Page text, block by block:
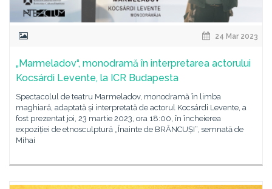
24 Mar 2023
„Marmeladov“, monodramă în interpretarea actorului
Kocsárdi Levente, la ICR Budapesta
Spectacolul de teatru Marmeladov, monodramă în limba
maghiară, adaptată și interpretată de actorul Kocsárdi Levente, a
fost prezentat joi, 23 martie 2023, ora 18:00, în încheierea
expoziției de etnosculptură „Înainte de BRÂNCUȘI“, semnată de
Mihai